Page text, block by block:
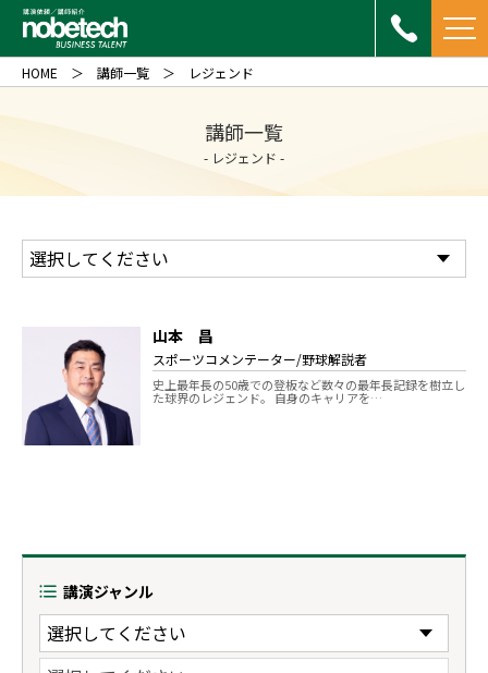
講師一覧
- レジェンド -
HOME 講師一覧 レジェンド
山本 昌
スポーツコメンテーター/野球解説者
史上最年長の50歳での登板など数々の最年長記録を樹立し
た球界のレジェンド。 自身のキャリアを…
講演ジャンル